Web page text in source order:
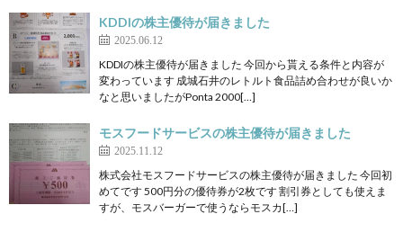
KDDIの株主優待が届きました
2025.06.12
KDDIの株主優待が届きました 今回から貰える条件と内容が
変わっています 成城石井のレトルト食品詰め合わせが良いか
なと思いましたがPonta 2000[…]
モスフードサービスの株主優待が届きました
2025.11.12
株式会社モスフードサービスの株主優待が届きました 今回初
めてです 500円分の優待券が2枚です 割引券としても使えま
すが、モスバーガーで使うならモスカ[…]